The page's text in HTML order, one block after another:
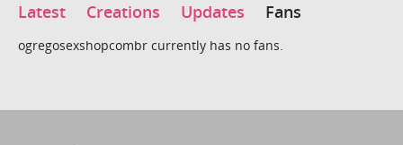
Latest Creations Updates Fans
ogregosexshopcombr currently has no fans.